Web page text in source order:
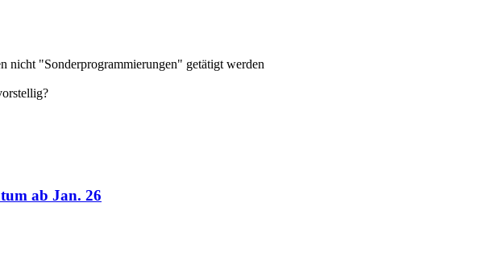
nicht "Sonderprogrammierungen" getätigt werden
ab Jan. 26